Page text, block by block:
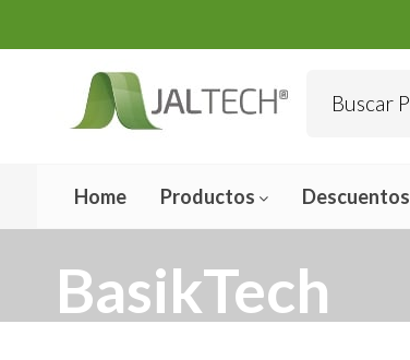
Home Productos Descuentos
BasikTech